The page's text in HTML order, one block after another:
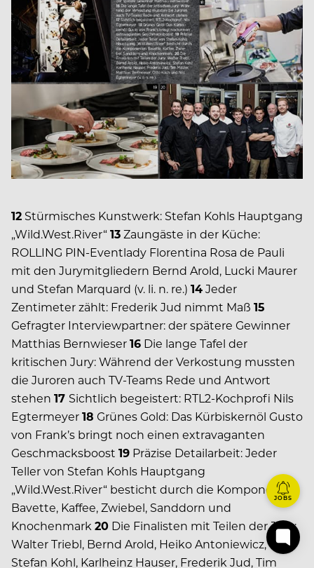
12 Stürmisches Kunstwerk: Stefan Kohls Hauptgang
„Wild.West.River“13Zaungäste in der Küche:
ROLLING PIN-Eventlady Florentina Rosa de Pauli
mit den Jurymitgliedern Bernd Arold, Lucki Maurer
und Stefan Marquard (v. li. n. re.) 14Jeder
Zentimeter zählt: Frederik Jud nimmt Maß 15
Gefragter Interviewpartner: der spätere Gewinner
Matthias Bernwieser16 Die lange Tafel der
kritischen Jury: Während der Verkostung mussten
die Juroren auch TV-Teams Rede und Antwort
stehen 17 Sichtlich begeistert: RTL2-Kochprofi Nils
Egtermeyer18 Grünes Gold: Das Kürbiskernöl Gusto
von Frank’s bringt noch einen extravaganten
Geschmacksboost 19 Präzise Detailarbeit: Jeder
Teller von Stefan Kohls Hauptgang
„Wild.West.River“ besticht durch die Komponenten
Bavette, Kaffee, Zwiebel, Sanddorn und
Knochenmark 20 Die Finalisten mit Teilen der Jury:
Walter Triebl, Bernd Arold, Heiko Antoniewicz,
Stefan Kohl, Karlheinz Hauser, Frederik Jud, Tim
JOBS